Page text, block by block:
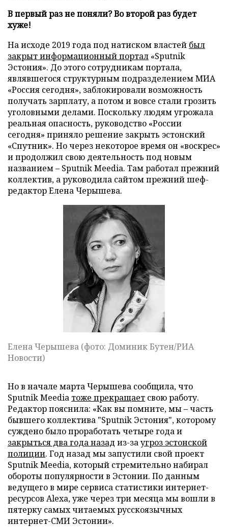
В первый раз не поняли? Во второй раз будет
хуже!
На исходе 2019 года под натиском властей был
закрыт информационный портал «Sputnik
Эстония». До этого сотрудникам портала,
являвшегося структурным подразделением МИА
«Россия сегодня», заблокировали возможность
получать зарплату, а потом и вовсе стали грозить
уголовными делами. Поскольку людям угрожала
реальная опасность, руководство «России
сегодня» приняло решение закрыть эстонский
«Спутник». Но через некоторое время он «воскрес»
и продолжил свою деятельность под новым
названием – Sputnik Meedia. Там работал прежний
коллектив, а руководила сайтом прежний шеф-
редактор Елена Черышева.
Елена Черышева (фото: Доминик Бутен/РИА
Новости)
Но в начале марта Черышева сообщила, что
Sputnik Meedia тоже прекращает свою работу.
Редактор пояснила: «Как вы помните, мы – часть
бывшего коллектива "Sputnik Эстония", которому
суждено было проработать четыре года и
закрыться два года назад из-заугроз эстонской
полиции. Год назад мы запустили свой проект
Sputnik Meedia, который стремительно набирал
обороты популярности в Эстонии. По данным
ведущего в мире сервиса статистики интернет-
ресурсов Alexa, уже через три месяца мы вошли в
пятерку самых читаемых русскоязычных
интернет-СМИ Эстонии».